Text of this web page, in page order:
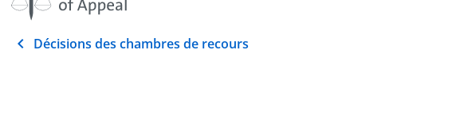
Décisions des chambres de recours